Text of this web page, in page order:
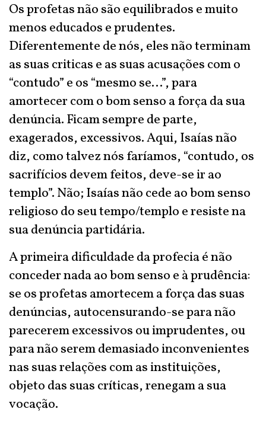
Os profetas não são equilibrados e muito
menos educados e prudentes.
Diferentemente de nós, eles não terminam
as suas criticas e as suas acusações com o
“contudo” e os “mesmo se…”, para
amortecer com o bom senso a força da sua
denúncia. Ficam sempre de parte,
exagerados, excessivos. Aqui, Isaías não
diz, como talvez nós faríamos, “contudo, os
sacrifícios devem feitos, deve-se ir ao
templo”. Não; Isaías não cede ao bom senso
religioso do seu tempo/templo e resiste na
sua denúncia partidária.
A primeira dificuldade da profecia é não
conceder nada ao bom senso e à prudência:
se os profetas amortecem a força das suas
denúncias, autocensurando-se para não
parecerem excessivos ou imprudentes, ou
para não serem demasiado inconvenientes
nas suas relações com as instituições,
objeto das suas críticas, renegam a sua
vocação.